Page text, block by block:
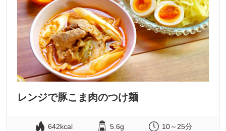
レンジで豚こま肉のつけ麺
642kcal 5.6g 10～25分